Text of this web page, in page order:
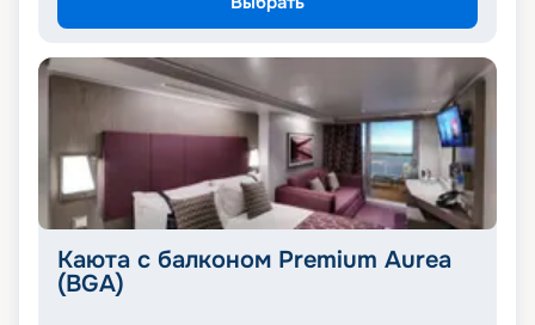
Каюта с балконом Premium Aurea
(BGA)